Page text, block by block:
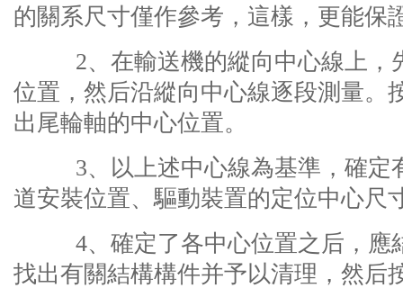
的關系尺寸僅作參考，這樣，更能保
2、在輸送機的縱向中心線上，
位置，然后沿縱向中心線逐段測量。
出尾輪軸的中心位置。
3、以上述中心線為基準，確定
道安裝位置、驅動裝置的定位中心尺
4、確定了各中心位置之后，應
找出有關結構構件并予以清理，然后